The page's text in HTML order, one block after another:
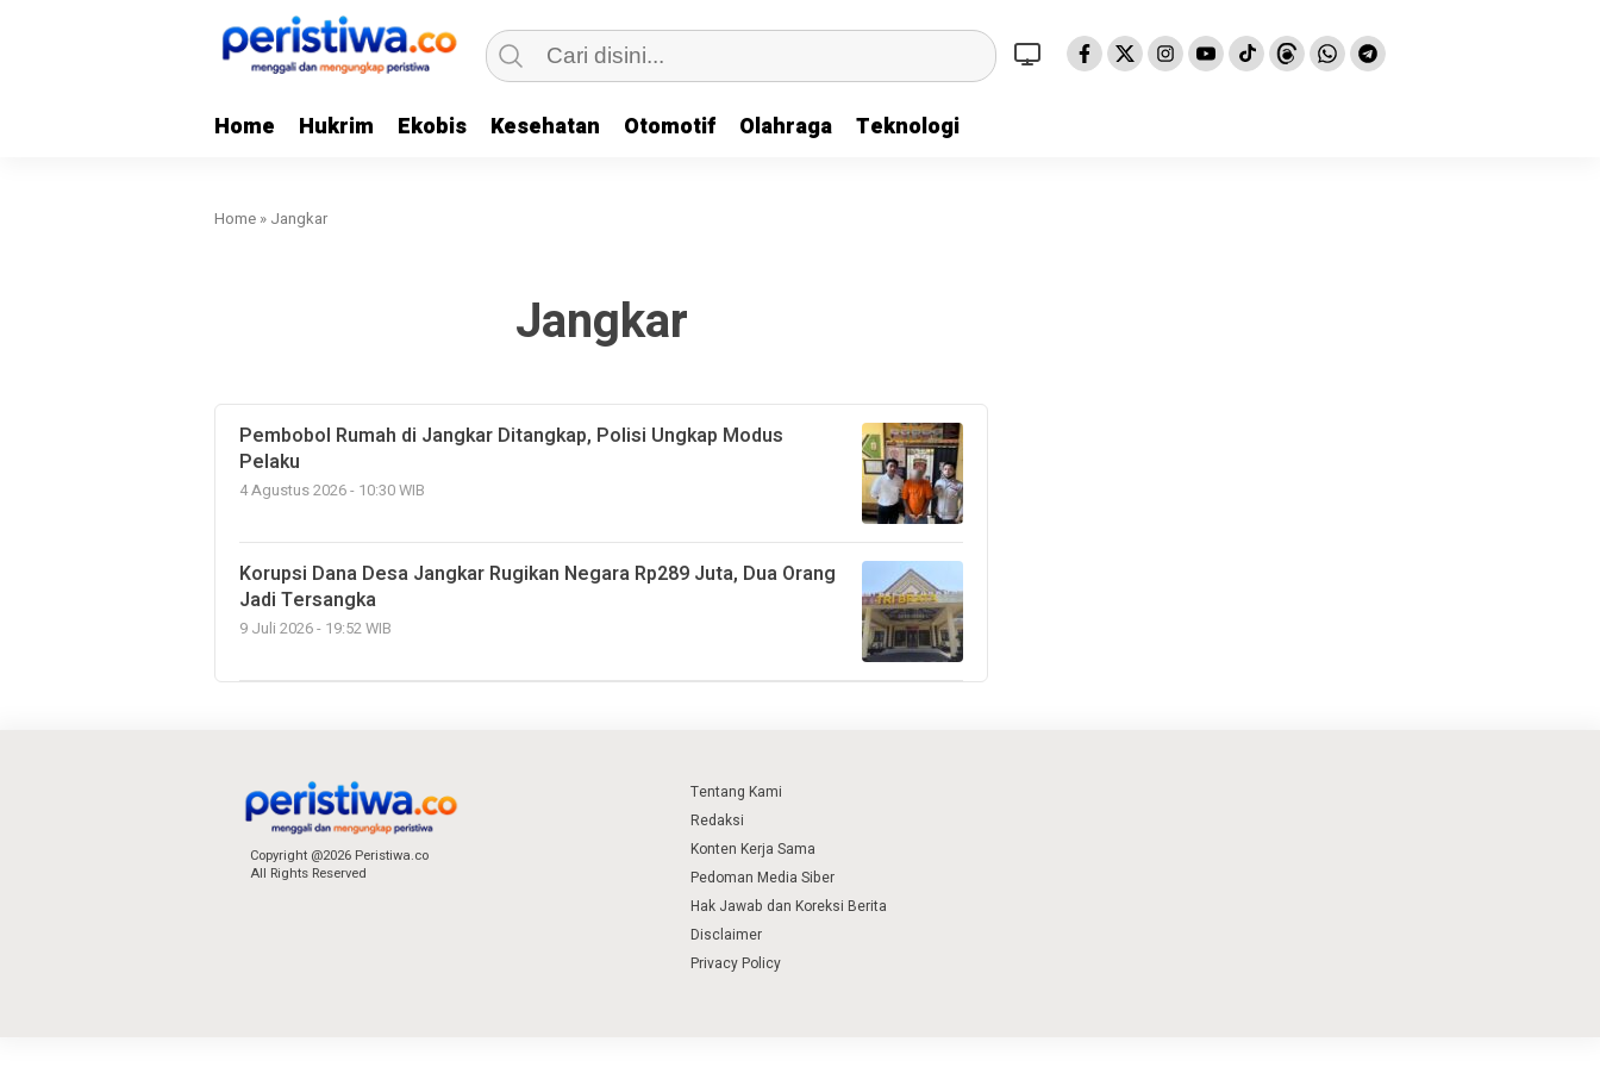
Home Hukrim Ekobis Kesehatan Otomotif Olahraga Teknologi
Home » Jangkar
Jangkar
Pembobol Rumah di Jangkar Ditangkap, Polisi Ungkap Modus
Pelaku
4 Agustus 2026 - 10:30 WIB
Korupsi Dana Desa Jangkar Rugikan Negara Rp289 Juta, Dua Orang
Jadi Tersangka
9 Juli 2026 - 19:52 WIB
Copyright @2026 Peristiwa.co
All Rights Reserved
Tentang Kami
Redaksi
Konten Kerja Sama
Pedoman Media Siber
Hak Jawab dan Koreksi Berita
Disclaimer
Privacy Policy